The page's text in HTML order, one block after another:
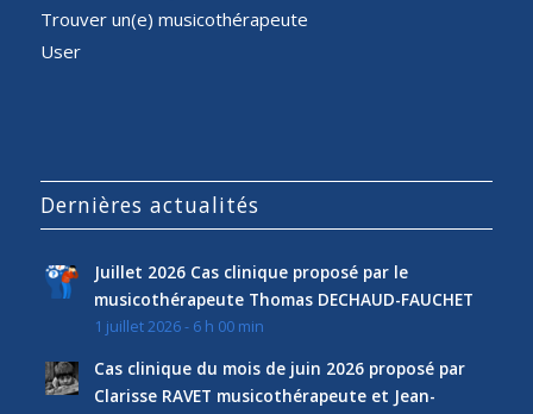
Trouver un(e) musicothérapeute
User
Dernières actualités
Juillet 2026 Cas clinique proposé par le
musicothérapeute Thomas DECHAUD-FAUCHET
1 juillet 2026 - 6 h 00 min
Cas clinique du mois de juin 2026 proposé par
Clarisse RAVET musicothérapeute et Jean-